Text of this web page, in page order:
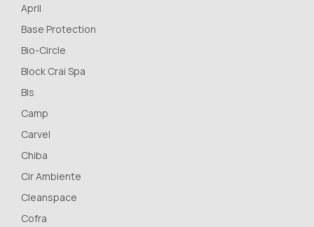
April
Base Protection
Bio-Circle
Block Crai Spa
Bls
Camp
Carvel
Chiba
Cir Ambiente
Cleanspace
Cofra